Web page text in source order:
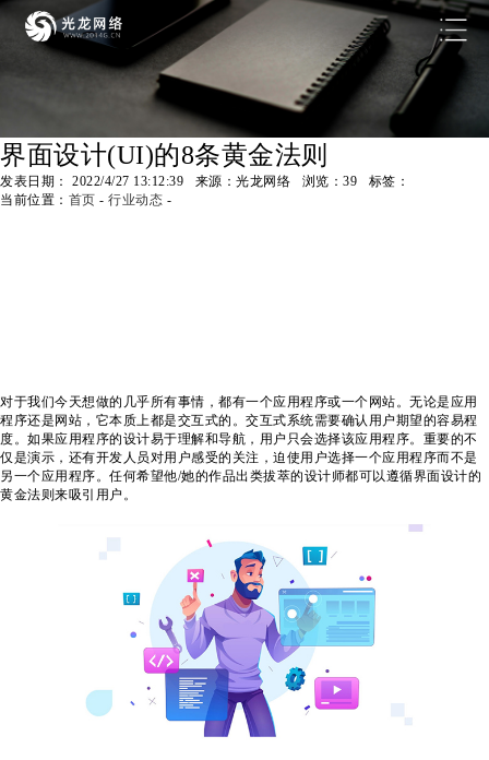
界面设计(UI)的8条黄金法则
发表日期： 2022/4/27 13:12:39 来源：光龙网络 浏览： 39 标签：
当前位置： 首页 - 行业动态 -
对于我们今天想做的几乎所有事情，都有一个应用程序或一个网站。无论是应用
程序还是网站，它本质上都是交互式的。交互式系统需要确认用户期望的容易程
度。如果应用程序的设计易于理解和导航，用户只会选择该应用程序。重要的不
仅是演示，还有开发人员对用户感受的关注，迫使用户选择一个应用程序而不是
另一个应用程序。任何希望他/她的作品出类拔萃的设计师都可以遵循界面设计的
黄金法则来吸引用户。